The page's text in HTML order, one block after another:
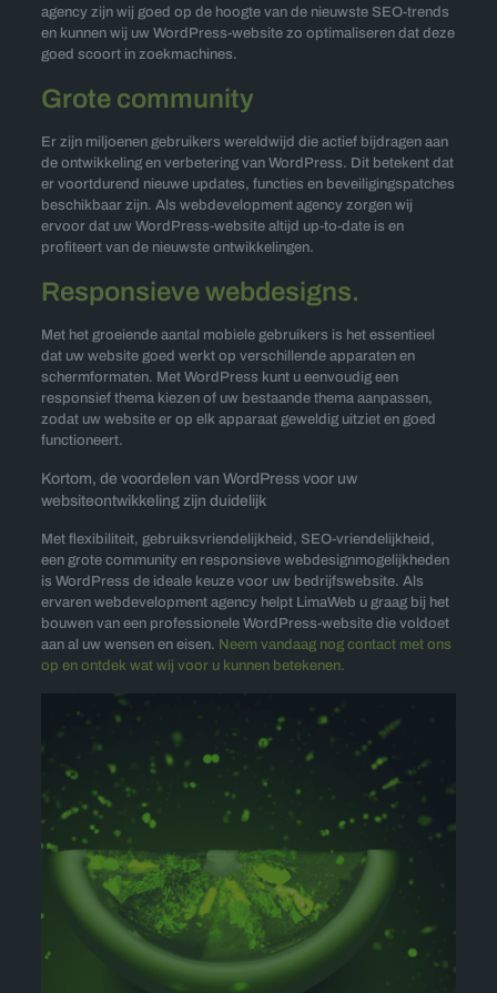
agency zijn wij goed op de hoogte van de nieuwste SEO-trends
en kunnen wij uw WordPress-website zo optimaliseren dat deze
goed scoort in zoekmachines.
Grote community
Er zijn miljoenen gebruikers wereldwijd die actief bijdragen aan
de ontwikkeling en verbetering van WordPress. Dit betekent dat
er voortdurend nieuwe updates, functies en beveiligingspatches
beschikbaar zijn. Als webdevelopment agency zorgen wij
ervoor dat uw WordPress-website altijd up-to-date is en
profiteert van de nieuwste ontwikkelingen.
Responsieve webdesigns.
Met het groeiende aantal mobiele gebruikers is het essentieel
dat uw website goed werkt op verschillende apparaten en
schermformaten. Met WordPress kunt u eenvoudig een
responsief thema kiezen of uw bestaande thema aanpassen,
zodat uw website er op elk apparaat geweldig uitziet en goed
functioneert.
Kortom, de voordelen van WordPress voor uw
websiteontwikkeling zijn duidelijk
Met flexibiliteit, gebruiksvriendelijkheid, SEO-vriendelijkheid,
een grote community en responsieve webdesignmogelijkheden
is WordPress de ideale keuze voor uw bedrijfswebsite. Als
ervaren webdevelopment agency helpt LimaWeb u graag bij het
bouwen van een professionele WordPress-website die voldoet
aan al uw wensen en eisen. Neem vandaag nog contact met ons
op en ontdek wat wij voor u kunnen betekenen.